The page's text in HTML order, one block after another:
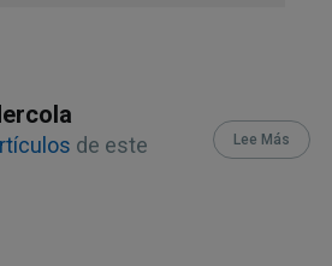
de este
Lee Más